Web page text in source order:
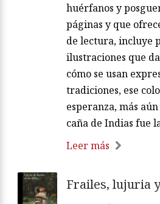
huérfanos y
páginas y que
de lectura, incluye
ilustraciones que
cómo se usan
tradiciones, ese
esperanza, más
caña de Indias fue
Leer más
Frailes, lujuria